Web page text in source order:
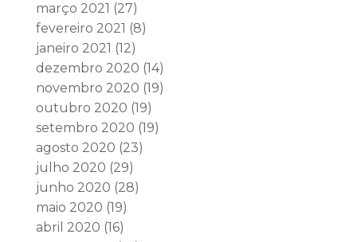
março 2021 (27)
fevereiro 2021 (8)
janeiro 2021 (12)
dezembro 2020 (14)
novembro 2020 (19)
outubro 2020 (19)
setembro 2020 (19)
agosto 2020 (23)
julho 2020 (29)
junho 2020 (28)
maio 2020 (19)
abril 2020 (16)